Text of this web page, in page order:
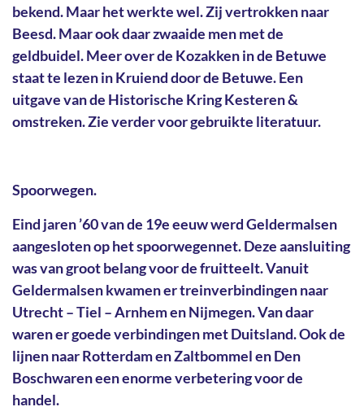
bekend. Maar het werkte wel. Zij vertrokken naar
Beesd. Maar ook daar zwaaide men met de
geldbuidel. Meer over de Kozakken in de Betuwe
staat te lezen in Kruiend door de Betuwe. Een
uitgave van de Historische Kring Kesteren &
omstreken. Zie verder voor gebruikte literatuur.
Spoorwegen.
Eind jaren ’60 van de 19e eeuw werd Geldermalsen
aangesloten op het spoorwegennet. Deze aansluiting
was van groot belang voor de fruitteelt. Vanuit
Geldermalsen kwamen er treinverbindingen naar
Utrecht – Tiel – Arnhem en Nijmegen. Van daar
waren er goede verbindingen met Duitsland. Ook de
lijnen naar Rotterdam en Zaltbommel en Den
Boschwaren een enorme verbetering voor de
handel.